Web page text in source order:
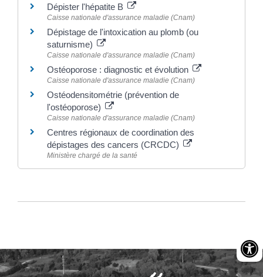
Dépister l'hépatite B
Caisse nationale d'assurance maladie (Cnam)
Dépistage de l'intoxication au plomb (ou
saturnisme)
Caisse nationale d'assurance maladie (Cnam)
Ostéoporose : diagnostic et évolution
Caisse nationale d'assurance maladie (Cnam)
Ostéodensitométrie (prévention de
l'ostéoporose)
Caisse nationale d'assurance maladie (Cnam)
Centres régionaux de coordination des
dépistages des cancers (CRCDC)
Ministère chargé de la santé